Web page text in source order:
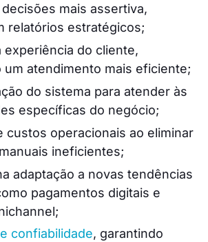
mais assertiva,
relatórios estratégicos;
experiência do cliente,
um atendimento mais eficiente;
do sistema para atender às
específicas do negócio;
custos operacionais ao eliminar
ineficientes;
adaptação a novas tendências
pagamentos digitais e
confiabilidade, garantindo